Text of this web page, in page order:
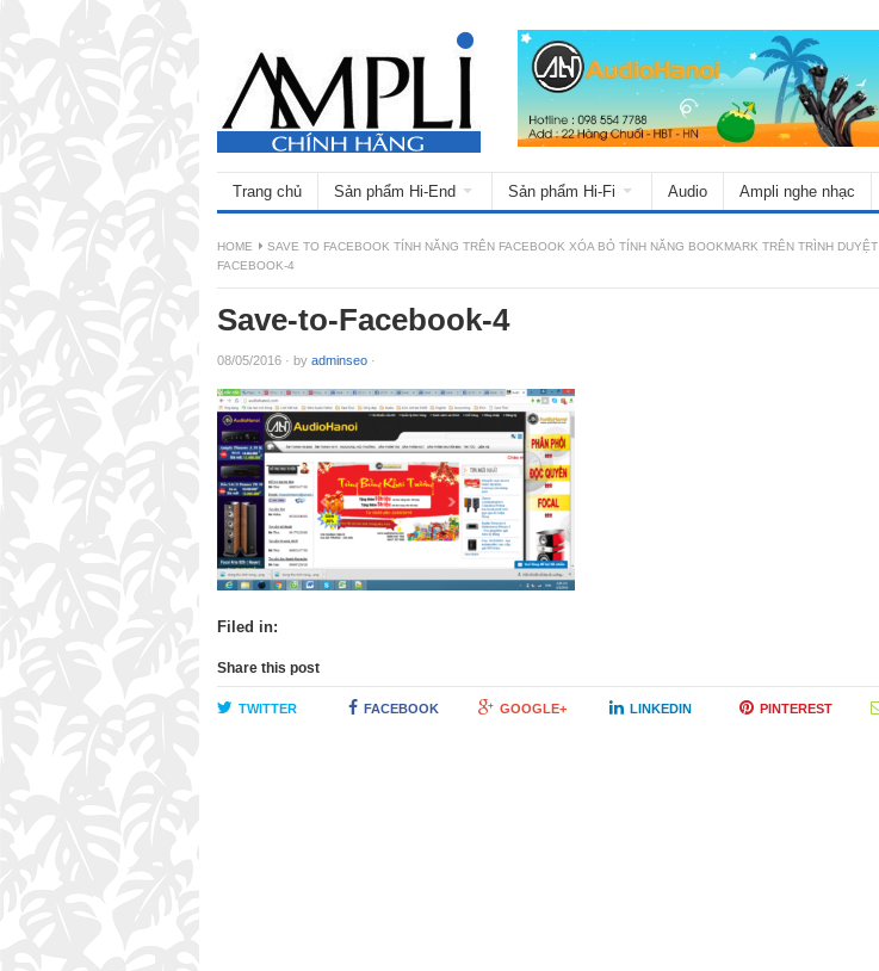
Trang chủ Sản phẩm Hi-End Sản phẩm Hi-Fi Audio Ampli nghe nhạc
HOME SAVE TO FACEBOOK TÍNH NĂNG TRÊN FACEBOOK XÓA BỎ TÍNH NĂNG BOOKMARK TRÊN TRÌNH DUYỆT
FACEBOOK-4
Save-to-Facebook-4
08/05/2016 · by adminseo ·
Filed in:
Share this post
TWITTER FACEBOOK GOOGLE+ LINKEDIN PINTEREST